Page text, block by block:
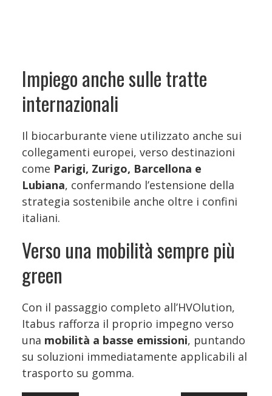
Impiego anche sulle tratte
internazionali
Il biocarburante viene utilizzato anche sui
collegamenti europei, verso destinazioni
come Parigi, Zurigo, Barcellona e
Lubiana, confermando l’estensione della
strategia sostenibile anche oltre i confini
italiani.
Verso una mobilità sempre più
green
Con il passaggio completo all’HVOlution,
Itabus rafforza il proprio impegno verso
una mobilità a basse emissioni, puntando
su soluzioni immediatamente applicabili al
trasporto su gomma.